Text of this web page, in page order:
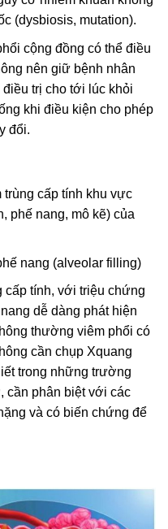
(dysbiosis, mutation).
cộng đồng có thể điều
nên giữ bệnh nhân
trị cho tới lúc khỏi
khi điều kiện cho phép
đổi.
trùng cấp tính khu vực
phế nang, mô kẽ) của
nang (alveolar filling)
cấp tính, với triệu chứng
dễ dàng phát hiện
thường viêm phổi có
cần chụp Xquang
trong những trường
cần phân biệt với các
và có biến chứng để